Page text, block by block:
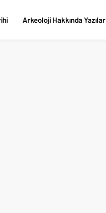
Arkeoloji Hakkında Yazılar